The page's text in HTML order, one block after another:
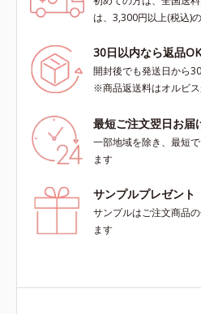
は、3,300円以上(税込)
30日以内なら返品
開封後でも発送日から
※商品返送料はオルビ
最短ご注文翌日お届
一部地域を除き、最短
ます
サンプルプレゼント
サンプルはご注文商品
ます